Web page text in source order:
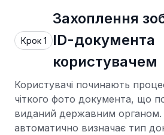
Крок 1
Захоплення
ID-документа
користувачем
Користувачі починають
чіткого фото документа, що
виданий державним органом.
автоматично визначає тип